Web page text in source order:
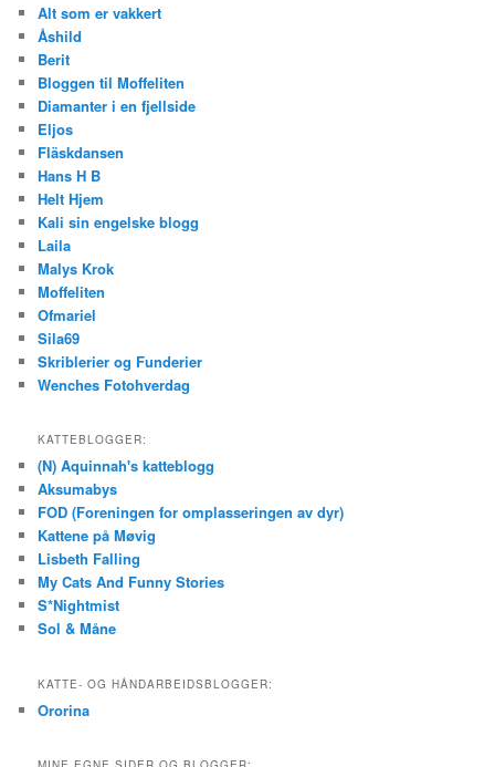
Alt som er vakkert
Åshild
Berit
Bloggen til Moffeliten
Diamanter i en fjellside
Eljos
Fläskdansen
Hans H B
Helt Hjem
Kali sin engelske blogg
Laila
Malys Krok
Moffeliten
Ofmariel
Sila69
Skriblerier og Funderier
Wenches Fotohverdag
KATTEBLOGGER:
(N) Aquinnah's katteblogg
Aksumabys
FOD (Foreningen for omplasseringen av dyr)
Kattene på Møvig
Lisbeth Falling
My Cats And Funny Stories
S*Nightmist
Sol & Måne
KATTE- OG HÅNDARBEIDSBLOGGER:
Ororina